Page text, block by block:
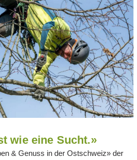
wie eine Sucht.»
& Genuss in der Ostschweiz» der